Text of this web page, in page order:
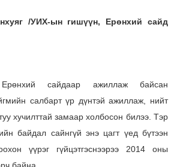
/УИХ-ын гишүүн, Ерөнхий сайд
сайдаар ажиллаж байсан
салбарт үр дүнтэй ажиллаж, нийт
хучилттай замаар холбосон билээ. Тэр
байдал сайнгүй энэ цагт үед бүтээн
үүрэг гүйцэтгэснээрээ 2014 оны
байна.